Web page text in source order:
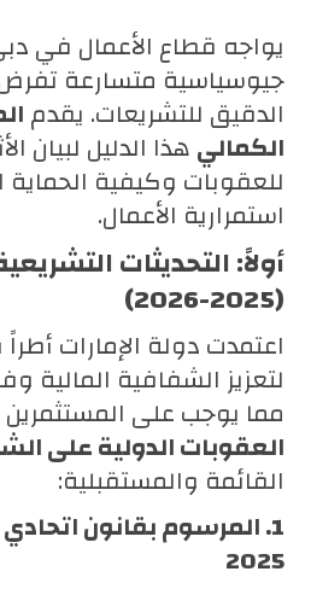
يواجه قطاع الأعمال في
جيوسياسية متسارعة تفرض
الدقيق للتشريعات. يقدم
الكماليهذا الدليل لبيان
للعقوبات وكيفية الحماية
استمرارية الأعمال.
أولاً: التحديثات
(2025-2026)
اعتمدت دولة الإمارات
لتعزيز الشفافية المالية
مما يوجب على
العقوبات الدولية على
القائمة والمستقبلية:
2025